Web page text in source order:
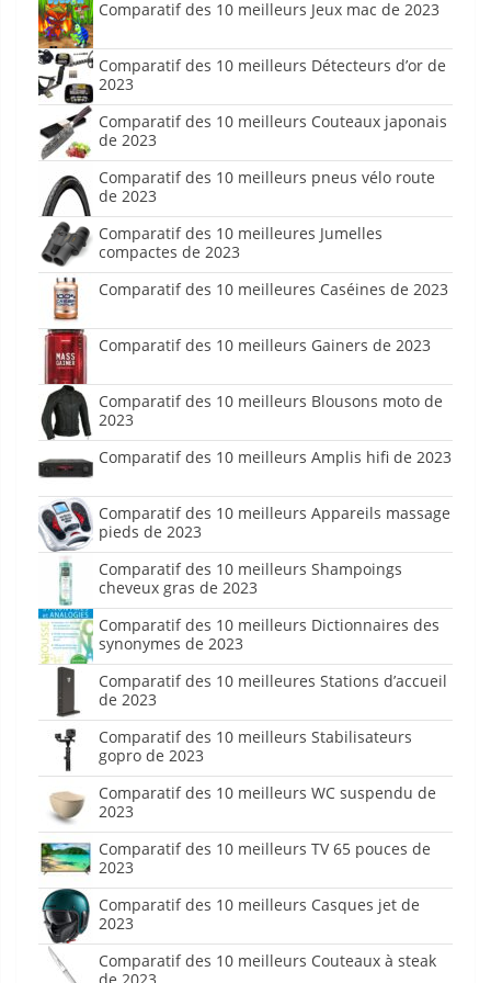
Comparatif des 10 meilleurs Jeux mac de 2023
Comparatif des 10 meilleurs Détecteurs d’or de
2023
Comparatif des 10 meilleurs Couteaux japonais
de 2023
Comparatif des 10 meilleurs pneus vélo route
de 2023
Comparatif des 10 meilleures Jumelles
compactes de 2023
Comparatif des 10 meilleures Caséines de 2023
Comparatif des 10 meilleurs Gainers de 2023
Comparatif des 10 meilleurs Blousons moto de
2023
Comparatif des 10 meilleurs Amplis hifi de 2023
Comparatif des 10 meilleurs Appareils massage
pieds de 2023
Comparatif des 10 meilleurs Shampoings
cheveux gras de 2023
Comparatif des 10 meilleurs Dictionnaires des
synonymes de 2023
Comparatif des 10 meilleures Stations d’accueil
de 2023
Comparatif des 10 meilleurs Stabilisateurs
gopro de 2023
Comparatif des 10 meilleurs WC suspendu de
2023
Comparatif des 10 meilleurs TV 65 pouces de
2023
Comparatif des 10 meilleurs Casques jet de
2023
Comparatif des 10 meilleurs Couteaux à steak